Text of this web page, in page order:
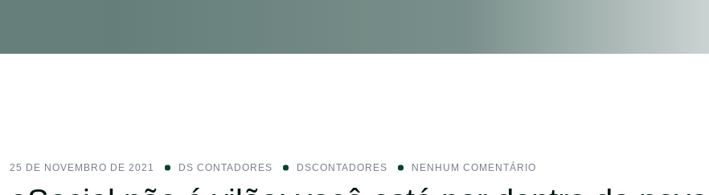
25 DE NOVEMBRO DE 2021 DS CONTADORES DSCONTADORES NENHUM COMENTÁRIO